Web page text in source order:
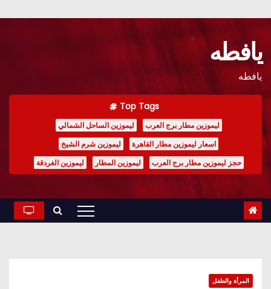
Skip
content
يافطه
يافطه
Top Tags
ليموزين مطار برج العرب
ليموزين الساحل الشمالي
اسعار ليموزين مطار القاهرة
ليموزين شرم الشيخ
حجز ليموزين مطار برج العرب
ليموزين المطار ليموزين الغردقة
المرأة والطفل